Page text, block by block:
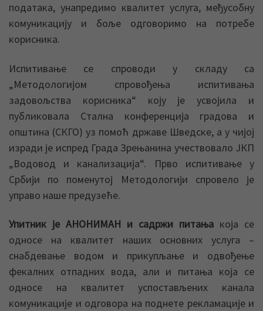
података, унапредимо квалитет услуга, међусобну
комуникацију и боље одговоримо на потребе
корисника.
Испитивање се спроводи у складу са
„Методологијом спровођења испитивања
задовољства корисника“ коју је усвојила и
публиковала Стална конференција градова и
општина (СКГО) уз помоћ државе Шведске, а у чијој
изради је испред Града Зрењанина учествовало ЈКП
„Водовод и канализација“. Прво испитивање у
Србији по поменутој Методологији спровело је
управо наше предузеће.
Упитник је АНОНИМАН и садржи питања која се
односе на квалитет наших основних услуга –
снабдевање водом и прикупљање и одвођење
фекалних отпадних вода, али и питања која се
односе на квалитет успостављених канала
комуникације и одговора на поднете рекламације и